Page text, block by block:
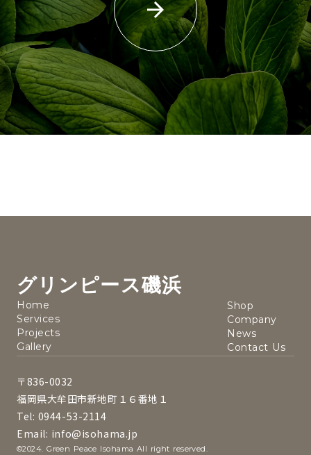
arrow_forward
グリンピース磯浜
Home
Services
Projects
Gallery
Shop
Company
News
Contact Us
〒836-0032
福岡県大牟田市新地町１６番地１
Tel: 0944-53-2114
Email: info@isohama.jp
©2024. Green Peace Isohama All right reserved.